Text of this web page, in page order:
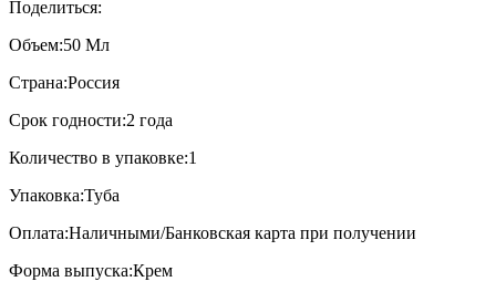
Поделиться:
Объем:50 Мл
Страна:Россия
Срок годности:2 года
Количество в упаковке:1
Упаковка:Туба
Оплата:Наличными/Банковская карта при получении
Форма выпуска:Крем